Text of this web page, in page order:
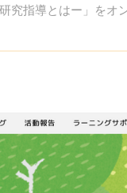
究指導とはー」をオ